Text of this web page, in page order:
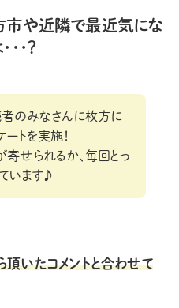
市や近隣で最近気にな
･･？
のみなさんに枚方に
ートを実施！
寄せられるか、毎回とっ
います♪
頂いたコメントと合わせて